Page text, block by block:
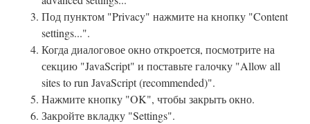
Под пунктом "Privacy" нажмите на кнопку "Content
settings...".
Когда диалоговое окно откроется, посмотрите на
секцию "JavaScript" и поставьте галочку "Allow all
sites to run JavaScript (recommended)".
Нажмите кнопку "OK", чтобы закрыть окно.
Закройте вкладку "Settings".